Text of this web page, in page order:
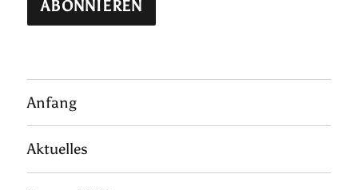
Anfang
Aktuelles